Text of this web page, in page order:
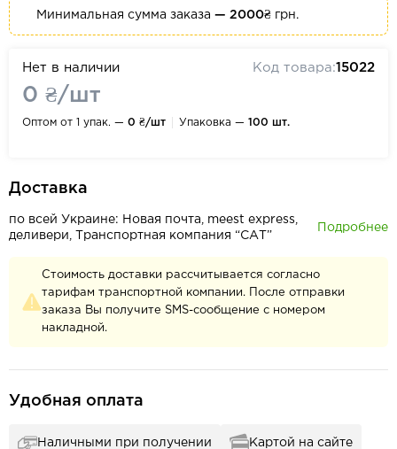
Минимальная сумма заказа — 2000₴ грн.
Нет в наличии
0 ₴/шт
Код товара:15022
Оптом от 1 упак. — 0 ₴/шт Упаковка — 100 шт.
Доставка
по всей Украине: Новая почта, meest express,
деливери, Транспортная компания “САТ”
Подробнее
Стоимость доставки рассчитывается согласно
тарифам транспортной компании. После отправки
заказа Вы получите SMS-сообщение с номером
накладной.
Удобная оплата
Наличными при получении Картой на сайте